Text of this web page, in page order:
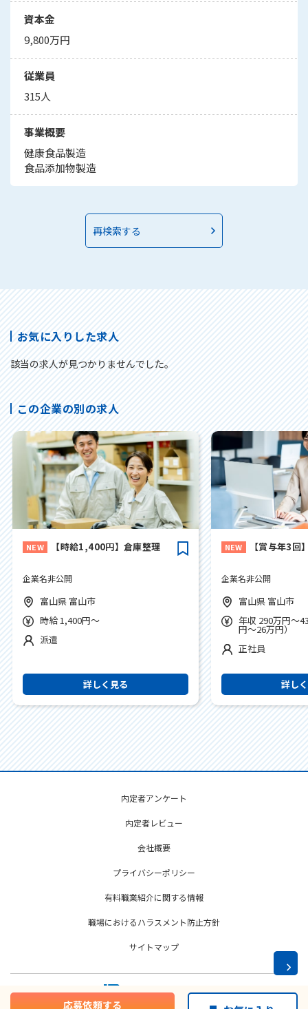
資本金
9,800万円
従業員
315人
事業概要
健康食品製造
食品添加物製造
再検索する
お気に入りした求人
該当の求人が見つかりませんでした。
この企業の別の求人
【時給1,400円】倉庫整理
企業名非公開
富山県 富山市
時給 1,400円～
派遣
詳しく見る
【賞与年3回
企業名非公開
富山県 富山市
年収 290万円～
円～26万円）
正社員
詳し
応募依頼する
内定者アンケート
内定者レビュー
会社概要
プライバシーポリシー
有料職業紹介に関する情報
職場におけるハラスメント防止方針
サイトマップ